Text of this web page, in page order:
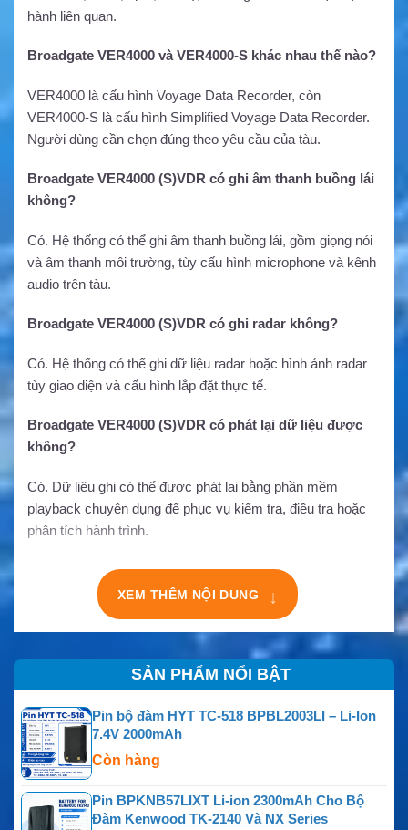
hành liên quan.
Broadgate VER4000 và VER4000-S khác nhau thế nào?
VER4000 là cấu hình Voyage Data Recorder, còn
VER4000-S là cấu hình Simplified Voyage Data Recorder.
Người dùng cần chọn đúng theo yêu cầu của tàu.
Broadgate VER4000 (S)VDR có ghi âm thanh buồng lái
không?
Có. Hệ thống có thể ghi âm thanh buồng lái, gồm giọng nói
và âm thanh môi trường, tùy cấu hình microphone và kênh
audio trên tàu.
Broadgate VER4000 (S)VDR có ghi radar không?
Có. Hệ thống có thể ghi dữ liệu radar hoặc hình ảnh radar
tùy giao diện và cấu hình lắp đặt thực tế.
Broadgate VER4000 (S)VDR có phát lại dữ liệu được
không?
Có. Dữ liệu ghi có thể được phát lại bằng phần mềm
playback chuyên dụng để phục vụ kiểm tra, điều tra hoặc
phân tích hành trình.
XEM THÊM NỘI DUNG ↓
SẢN PHẨM NỔI BẬT
Pin bộ đàm HYT TC-518 BPBL2003LI – Li-Ion
7.4V 2000mAh
Còn hàng
Pin BPKNB57LIXT Li-ion 2300mAh Cho Bộ
Đàm Kenwood TK-2140 Và NX Series